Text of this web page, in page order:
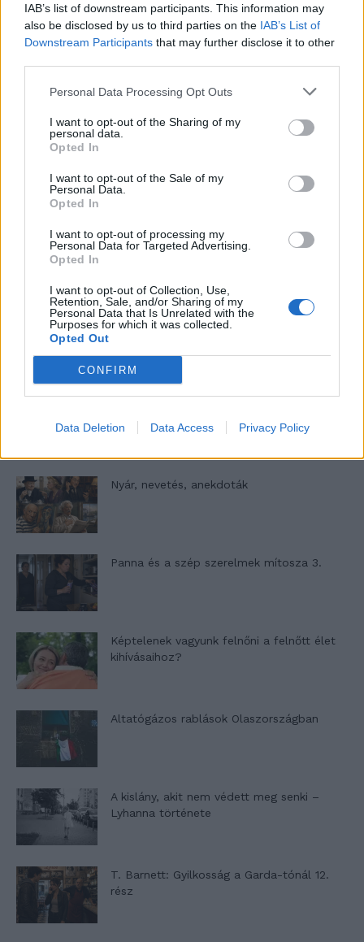
IAB’s list of downstream participants. This information may
also be disclosed by us to third parties on the IAB’s List of
Downstream Participants that may further disclose it to other
Personal Data Processing Opt Outs
I want to opt-out of the Sharing of my
personal data.
Opted In
I want to opt-out of the Sale of my
Personal Data.
Opted In
I want to opt-out of processing my
Personal Data for Targeted Advertising.
Opted In
I want to opt-out of Collection, Use,
Retention, Sale, and/or Sharing of my
Personal Data that Is Unrelated with the
Purposes for which it was collected.
Opted Out
CONFIRM
Data Deletion Data Access Privacy Policy
T. szereti a fiatal lányokat 14. rész
Pedig szóltam… – Miért nem hiszünk a
A legidegesítőbb kifejezések laza
gyűjteménye
Elyna Robbs: Adéle és az örökölt árnyak
Woody Allen megosztó zsenialitása
Nyár, nevetés, anekdoták
Panna és a szép szerelmek mítosza 3.
Képtelenek vagyunk felnőni a felnőtt élet
kihívásaihoz?
Altatógázos rablások Olaszországban
A kislány, akit nem védett meg senki –
Lyhanna története
T. Barnett: Gyilkosság a Garda-tónál 12.
rész